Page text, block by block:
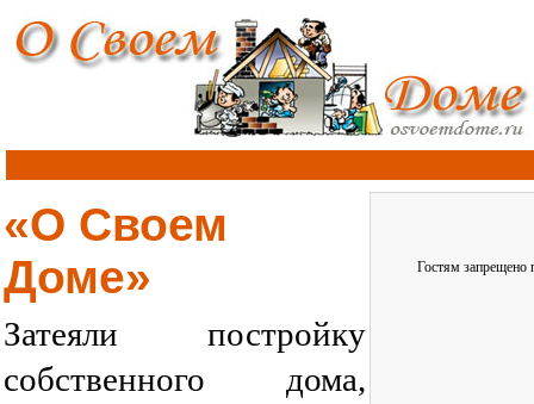
«О Своем
Доме»
Затеяли постройку
собственного дома,
Гостям запрещено